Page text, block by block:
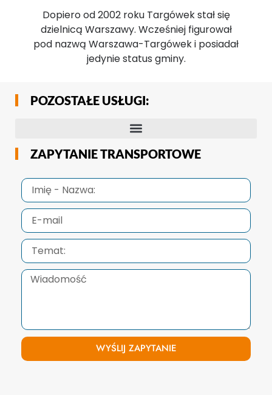
Dopiero od 2002 roku Targówek stał się
dzielnicą Warszawy. Wcześniej figurował
pod nazwą Warszawa-Targówek i posiadał
jedynie status gminy.
POZOSTAŁE USŁUGI:
ZAPYTANIE TRANSPORTOWE
WYŚLIJ ZAPYTANIE